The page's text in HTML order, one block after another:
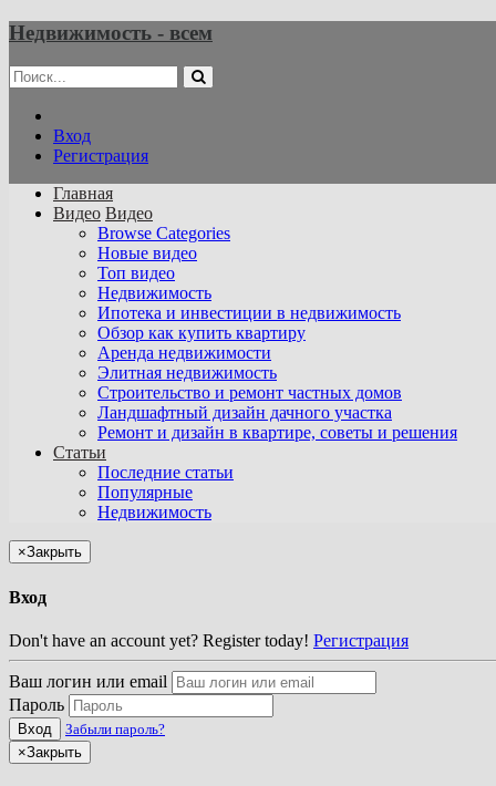
Недвижимость - всем
Вход
Регистрация
Главная
Видео Видео
Browse Categories
Новые видео
Топ видео
Недвижимость
Ипотека и инвестиции в недвижимость
Обзор как купить квартиру
Аренда недвижимости
Элитная недвижимость
Строительство и ремонт частных домов
Ландшафтный дизайн дачного участка
Ремонт и дизайн в квартире, советы и решения
Статьи
Последние статьи
Популярные
Недвижимость
×Закрыть
Вход
Don't have an account yet? Register today! Регистрация
Ваш логин или email
Пароль
Вход
Забыли пароль?
×Закрыть